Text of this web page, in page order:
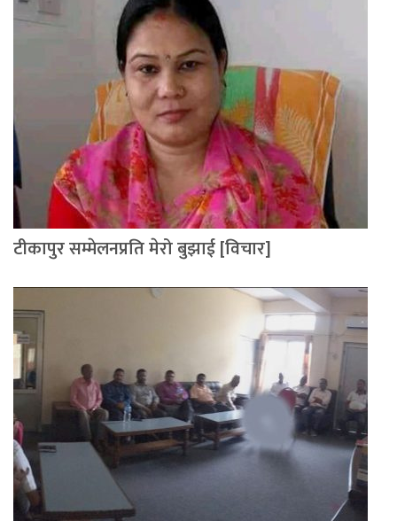
टीकापुर सम्मेलनप्रति मेरो बुझाई [विचार]